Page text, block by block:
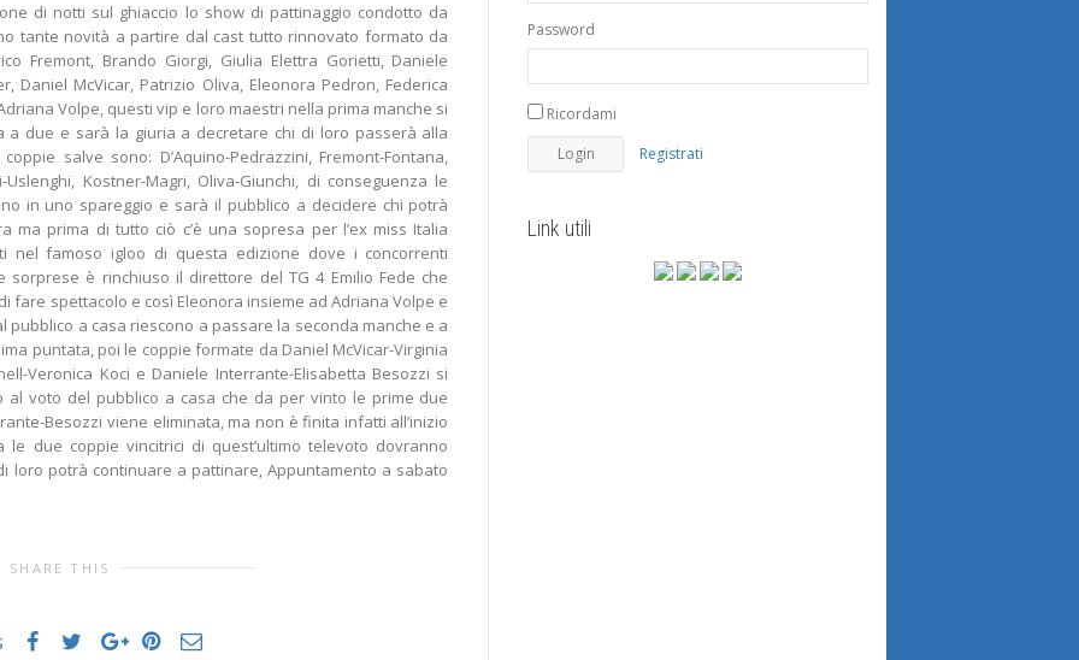
di notti sul ghiaccio lo show di pattinaggio condotto da
tante novità a partire dal cast tutto rinnovato formato da
Fremont, Brando Giorgi, Giulia Elettra Gorietti, Daniele
Daniel McVicar, Patrizio Oliva, Eleonora Pedron, Federica
Volpe, questi vip e loro maestri nella prima manche si
a due e sarà la giuria a decretare chi di loro passerà alla
salve sono: D’Aquino-Pedrazzini, Fremont-Fontana,
Uslenghi, Kostner-Magri, Oliva-Giunchi, di conseguenza le
in uno spareggio e sarà il pubblico a decidere chi potrà
ma prima di tutto ciò c’è una sopresa per l’ex miss Italia
nel famoso igloo di questa edizione dove i concorrenti
sorprese è rinchiuso il direttore del TG 4 Emilio Fede che
fare spettacolo e così Eleonora insieme ad Adriana Volpe e
pubblico a casa riescono a passare la seconda manche e a
puntata, poi le coppie formate da Daniel McVicar-Virginia
Veronica Koci e Daniele Interrante-Elisabetta Besozzi si
al voto del pubblico a casa che da per vinto le prime due
Besozzi viene eliminata, ma non è finita infatti all’inizio
le due coppie vincitrici di quest’ultimo televoto dovranno
loro potrà continuare a pattinare, Appuntamento a sabato
SHARE THIS
Password
Ricordami
Registrati
Link utili